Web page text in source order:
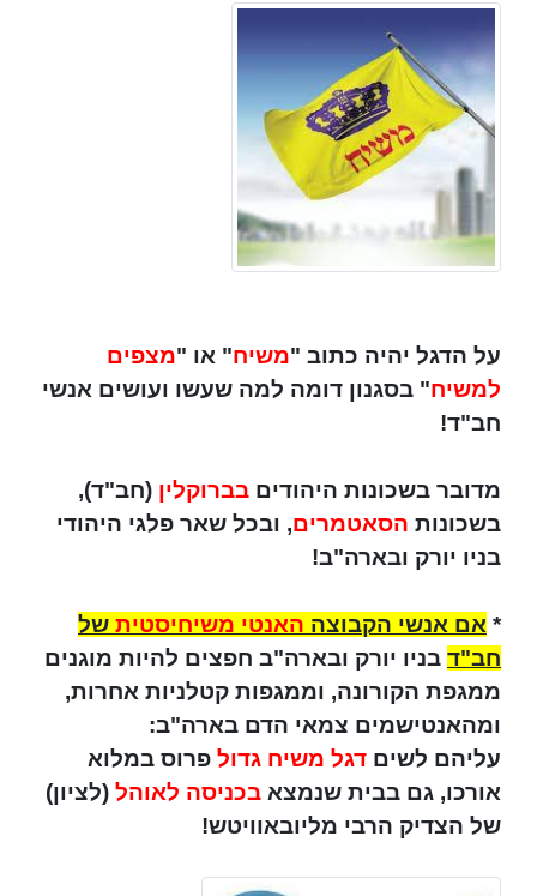
על הדגל יהיה כתוב "משיח" או "מצפים
למשיח" בסגנון דומה למה שעשו ועושים אנשי
חב"ד!
מדובר בשכונות היהודים בברוקלין (חב"ד),
בשכונות הסאטמרים, ובכל שאר פלגי היהודי
בניו יורק ובארה"ב!
* אם אנשי הקבוצה האנטי משיחיסטית של
חב"ד בניו יורק ובארה"ב חפצים להיות מוגנים
ממגפת הקורונה, וממגפות קטלניות אחרות,
ומהאנטישמים צמאי הדם בארה"ב:
עליהם לשים דגל משיח גדול פרוס במלוא
אורכו, גם בבית שנמצא בכניסה לאוהל (לציון)
של הצדיק הרבי מליובאוויטש!